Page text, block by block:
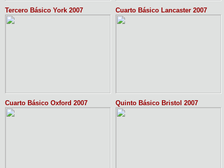
Tercero Básico York 2007 Cuarto Básico Lancaster 2007
Cuarto Básico Oxford 2007 Quinto Básico Bristol 2007